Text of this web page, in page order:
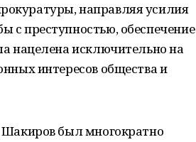
направляя усилия
с преступностью, обеспечение
нацелена исключительно на
интересов общества и
был многократно